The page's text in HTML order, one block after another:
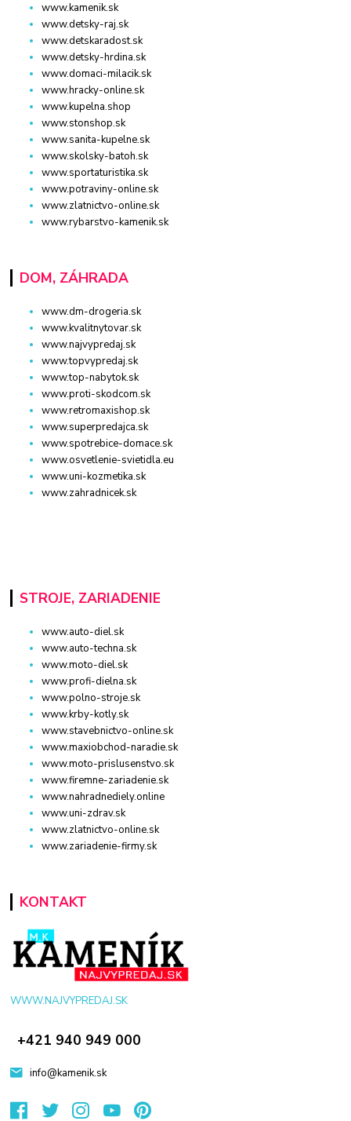
www.kamenik.sk
www.detsky-raj.sk
www.detskaradost.sk
www.detsky-hrdina.sk
www.domaci-milacik.sk
www.hracky-online.sk
www.kupelna.shop
www.stonshop.sk
www.sanita-kupelne.sk
www.skolsky-batoh.sk
www.sportaturistika.sk
www.potraviny-online.sk
www.zlatnictvo-online.sk
www.rybarstvo-kamenik.sk
DOM, ZÁHRADA
www.dm-drogeria.sk
www.kvalitnytovar.sk
www.najvypredaj.sk
www.topvypredaj.sk
www.top-nabytok.sk
www.proti-skodcom.sk
www.retromaxishop.sk
www.superpredajca.sk
www.spotrebice-domace.sk
www.osvetlenie-svietidla.eu
www.uni-kozmetika.sk
www.zahradnicek.sk
STROJE, ZARIADENIE
www.auto-diel.sk
www.auto-techna.sk
www.moto-diel.sk
www.profi-dielna.sk
www.polno-stroje.sk
www.krby-kotly.sk
www.stavebnictvo-online.sk
www.maxiobchod-naradie.sk
www.moto-prislusenstvo.sk
www.firemne-zariadenie.sk
www.nahradnediely.online
www.uni-zdrav.sk
www.zlatnictvo-online.sk
www.zariadenie-firmy.sk
KONTAKT
WWW.NAJVYPREDAJ.SK
+421 940 949 000
info@kamenik.sk